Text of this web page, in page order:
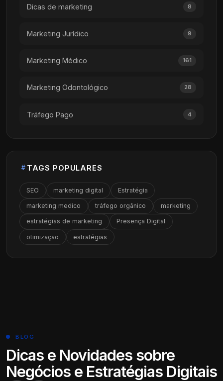
Dicas de marketing 8
Marketing Jurídico 9
Marketing Médico 161
Marketing Odontológico 28
Tráfego Pago 4
TAGS POPULARES
SEO marketing digital Estratégia
marketing medico tráfego orgânico marketing
estratégias de marketing Presença Digital
otimização estratégias
BLOG
Dicas e Novidades sobre
Negócios e Estratégias Digitais